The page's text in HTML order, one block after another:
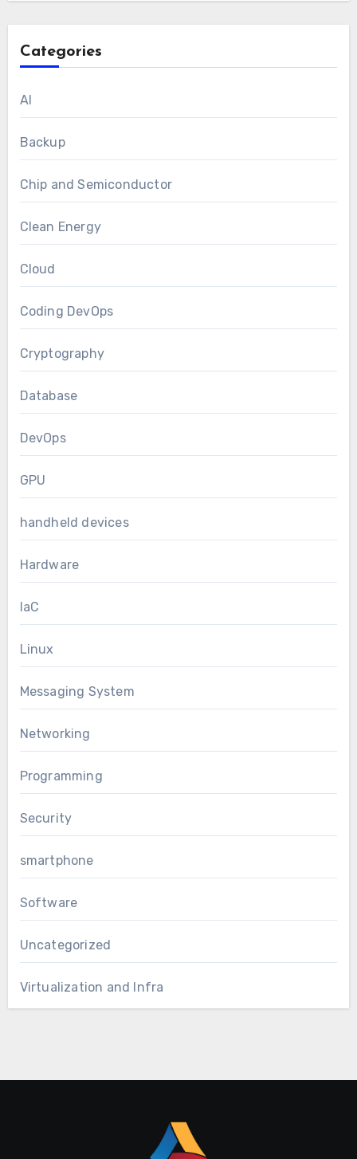
Categories
AI
Backup
Chip and Semiconductor
Clean Energy
Cloud
Coding DevOps
Cryptography
Database
DevOps
GPU
handheld devices
Hardware
IaC
Linux
Messaging System
Networking
Programming
Security
smartphone
Software
Uncategorized
Virtualization and Infra